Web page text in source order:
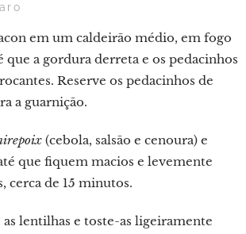
em um caldeirão médio, em fogo
que a gordura derreta e os pedacinhos
Reserve os pedacinhos de
a guarnição.
(cebola, salsão e cenoura) e
que fiquem macios e levemente
cerca de 15 minutos.
lentilhas e toste-as ligeiramente